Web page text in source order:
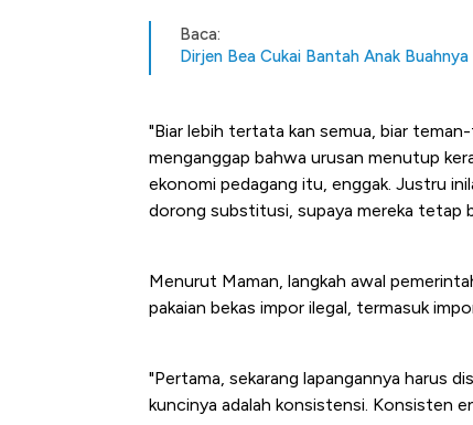
Baca:
Dirjen Bea Cukai Bantah Anak
"Biar lebih tertata kan semua, biar
menganggap bahwa urusan menutup
ekonomi pedagang itu, enggak. Justru
dorong substitusi, supaya mereka tetap
Menurut Maman, langkah awal
pakaian bekas impor ilegal, termasuk
"Pertama, sekarang lapangannya harus
kuncinya adalah konsistensi. Konsisten
Kongo Tutup Keran